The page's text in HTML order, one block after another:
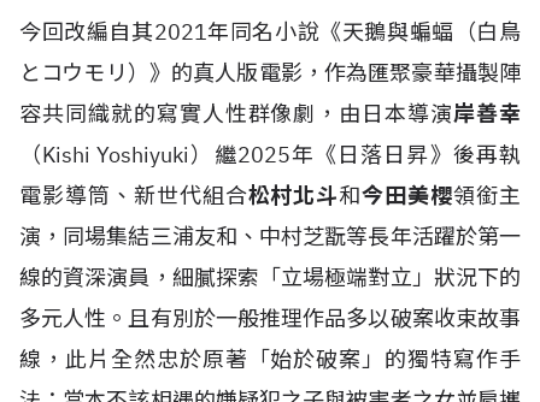
今回改編自其2021年同名小說《天鵝與蝙蝠（白鳥
とコウモリ）》的真人版電影，作為匯聚豪華攝製陣
容共同織就的寫實人性群像劇，由日本導演岸善幸
（Kishi Yoshiyuki）繼2025年《日落日昇》後再執
電影導筒、新世代組合松村北斗和今田美櫻領銜主
演，同場集結三浦友和、中村芝翫等長年活躍於第一
線的資深演員，細膩探索「立場極端對立」狀況下的
多元人性。且有別於一般推理作品多以破案收束故事
線，此片全然忠於原著「始於破案」的獨特寫作手